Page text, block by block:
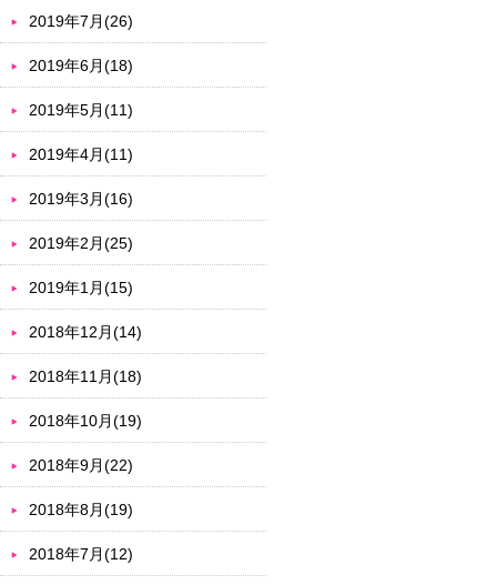
2019年7月(26)
2019年6月(18)
2019年5月(11)
2019年4月(11)
2019年3月(16)
2019年2月(25)
2019年1月(15)
2018年12月(14)
2018年11月(18)
2018年10月(19)
2018年9月(22)
2018年8月(19)
2018年7月(12)